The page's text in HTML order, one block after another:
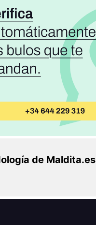
de Maldita.es